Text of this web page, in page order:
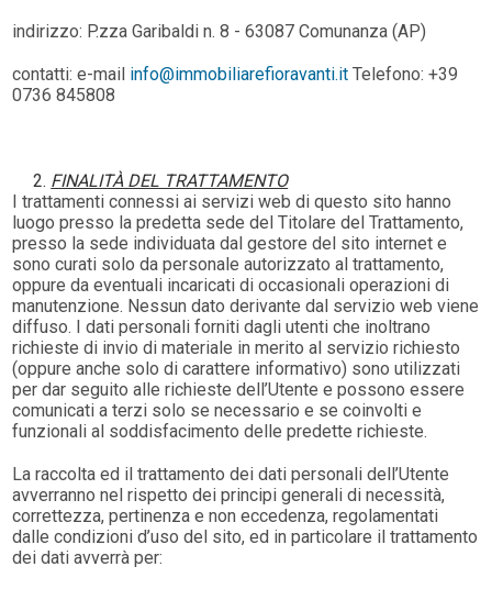
indirizzo: P.zza Garibaldi n. 8 - 63087 Comunanza (AP)
contatti: e-mail info@immobiliarefioravanti.it Telefono: +39
0736 845808
FINALITÀ DEL TRATTAMENTO
I trattamenti connessi ai servizi web di questo sito hanno
luogo presso la predetta sede del Titolare del Trattamento,
presso la sede individuata dal gestore del sito internet e
sono curati solo da personale autorizzato al trattamento,
oppure da eventuali incaricati di occasionali operazioni di
manutenzione. Nessun dato derivante dal servizio web viene
diffuso. I dati personali forniti dagli utenti che inoltrano
richieste di invio di materiale in merito al servizio richiesto
(oppure anche solo di carattere informativo) sono utilizzati
per dar seguito alle richieste dell’Utente e possono essere
comunicati a terzi solo se necessario e se coinvolti e
funzionali al soddisfacimento delle predette richieste.
La raccolta ed il trattamento dei dati personali dell’Utente
avverranno nel rispetto dei principi generali di necessità,
correttezza, pertinenza e non eccedenza, regolamentati
dalle condizioni d’uso del sito, ed in particolare il trattamento
dei dati avverrà per: